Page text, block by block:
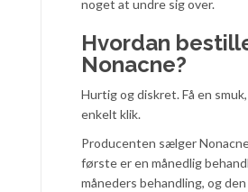
noget at undre sig over.
Hvordan
Nonacne?
Hurtig og diskret. Få en
enkelt klik.
Producenten sælger
første er en månedlig
måneders behandling, og